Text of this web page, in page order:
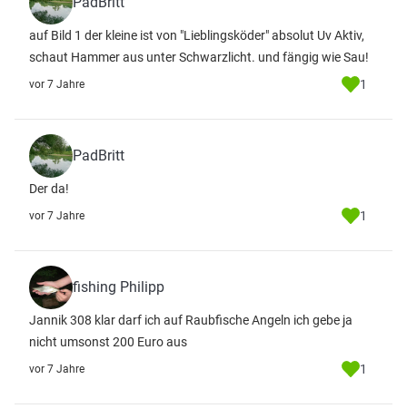
auf Bild 1 der kleine ist von "Lieblingsköder" absolut Uv Aktiv,
schaut Hammer aus unter Schwarzlicht. und fängig wie Sau!
vor 7 Jahre 1
PadBritt
Der da!
vor 7 Jahre 1
fishing Philipp
Jannik 308 klar darf ich auf Raubfische Angeln ich gebe ja
nicht umsonst 200 Euro aus
vor 7 Jahre 1